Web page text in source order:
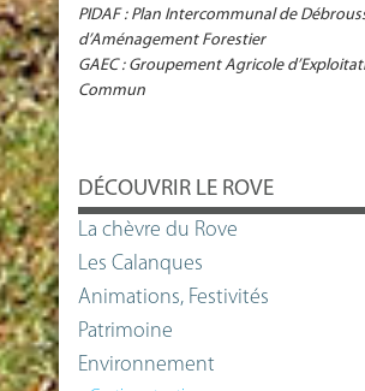
PIDAF : Plan Intercommunal de
d’Aménagement Forestier
GAEC : Groupement Agricole
Commun
DÉCOUVRIR LE ROVE
La chèvre du Rove
Les Calanques
Animations, Festivités
Patrimoine
Environnement